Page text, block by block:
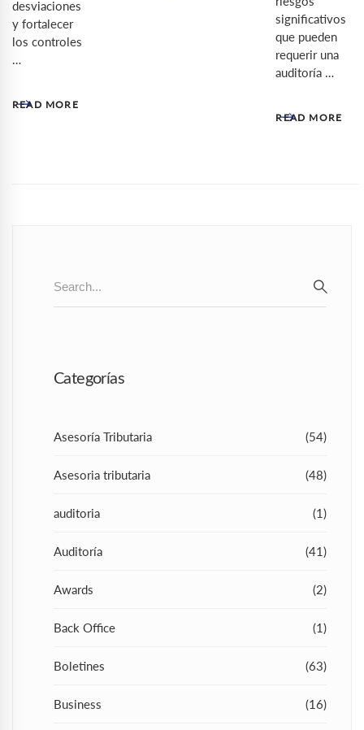
desviaciones
y fortalecer
los controles
…
READ MORE
significativos
que pueden
requerir una
auditoría …
READ MORE
for:
Categorías
Asesoría Tributaria (54)
Asesoria tributaria (48)
auditoria (1)
Auditoría (41)
Awards (2)
Back Office (1)
Boletines (63)
Business (16)